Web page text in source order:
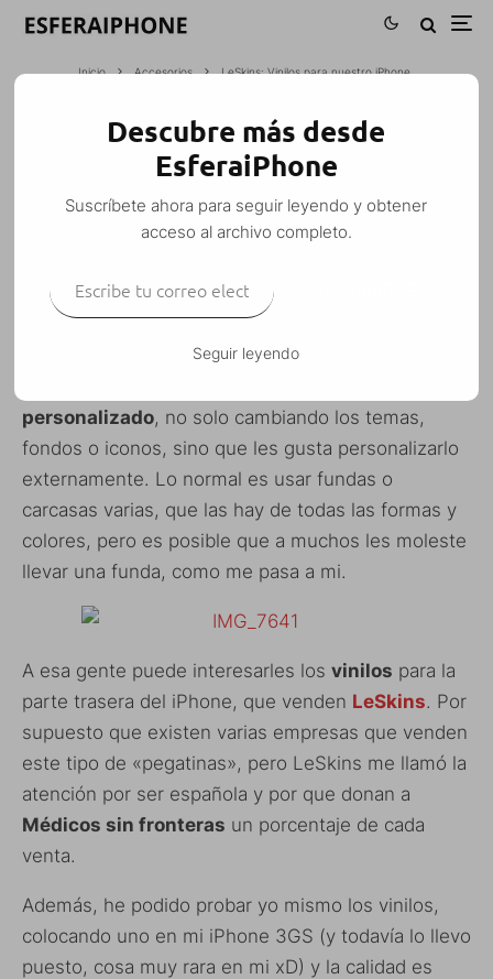
Inicio Accesorios LeSkins: Vinilos para nuestro iPhone
LESKINS: VINILOS PARA NUESTRO
IPHONE
M. Alejandro W. García Fuentes (Esfera) ·
iPhone iPhone 3G iPhone 3G S Personalización
personalizado, no solo cambiando los temas,
fondos o iconos, sino que les gusta personalizarlo
externamente. Lo normal es usar fundas o
carcasas varias, que las hay de todas las formas y
colores, pero es posible que a muchos les moleste
llevar una funda, como me pasa a mi.
A esa gente puede interesarles los vinilos para la
parte trasera del iPhone, que venden LeSkins. Por
supuesto que existen varias empresas que venden
este tipo de «pegatinas», pero LeSkins me llamó la
atención por ser española y por que donan a
Médicos sin fronteras un porcentaje de cada
venta.
Además, he podido probar yo mismo los vinilos,
colocando uno en mi iPhone 3GS (y todavía lo llevo
puesto, cosa muy rara en mi xD) y la calidad es
Descubre más desde
EsferaiPhone
Suscríbete ahora para seguir leyendo y obtener
acceso al archivo completo.
Seguir leyendo